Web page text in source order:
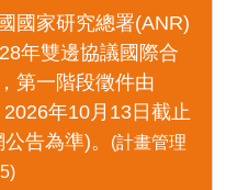
國家研究總署(ANR)
年雙邊協議國際合
第一階段徵件由
年10月13日截止
告為準)。
(計畫管理